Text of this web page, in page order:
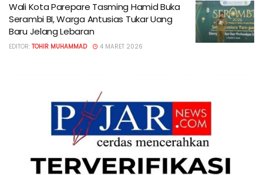
Wali Kota Parepare Tasming Hamid Buka
Serambi BI, Warga Antusias Tukar Uang
Baru Jelang Lebaran
EDITOR: TOHIR MUHAMMAD 4 MARET 2026